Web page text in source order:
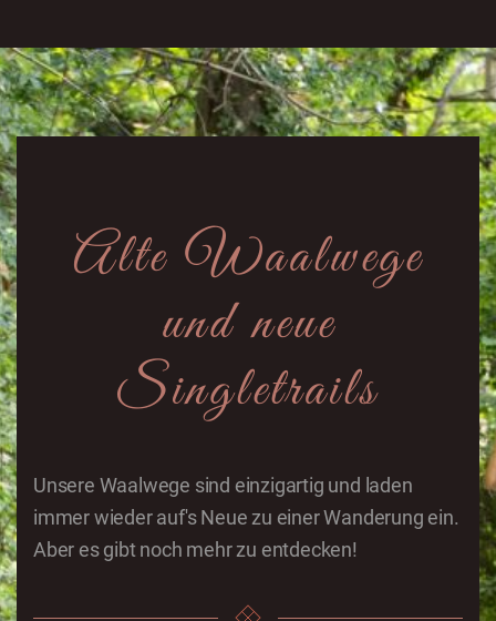
Alte Waalwege
und neue
Singletrails
Unsere Waalwege sind einzigartig und laden
immer wieder auf's Neue zu einer Wanderung ein.
Aber es gibt noch mehr zu entdecken!